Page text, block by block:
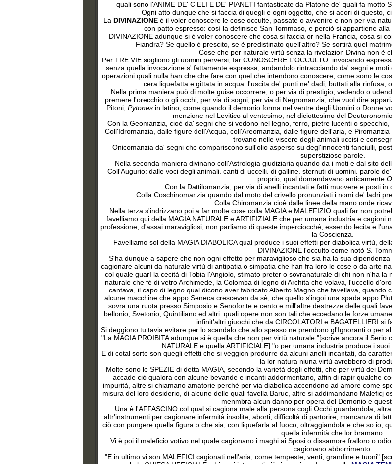
quali sono l'ANIME DE' CIELI E DE' PIANETI fantasticate da Platone de' quali fa motto
Ogni atto dunque che si faccia di quegli e ogni oggetto, che si adori di questo,
La DIVINAZIONEè il voler conoscere le cose occulte, passate o avvenire e non per via
con patto espresso: così la definisce San Tommaso, e perciò si appartiene alla
DIVINAZIONE adunque si è voler conoscere che cosa si faccia or nella Francia, cosa si
Fiandra? Se quello è prescito, se è predistinato quell'altro? Se sortirà quel
Cose che per naturale virtù senza la rivelazion Divina non è
PerTRE VIE sogliono gli uomini perversi, far CONOSCERE L'OCCULTO: invocando
senza quella invocazione s' fattamente espressa, andandolo rintracciando da' segni e
operazioni quali nulla han che che fare con quel che intendono conoscere, come sono le
cera liquefatta e gittata in acqua, l'uscita de' punti ne' dadi, buttati alla rinfusa,
Nella prima maniera può di molte guise occorrere, o per via di prestigio, vedendo o
premere l'orecchio o gli occhi, per via di sogni, per via di Negromanzia, che vuol dire
Pitoni, Pytonesin latino, come quando il demonio forma nel ventre degli Uomini o Donne
menzione nel Levitico al ventesimo, nel diciottesimo del
Con la Geomanzia, cioè da' segni che si vedono nel legno, ferro, pietre lucenti o
Coll'Idromanzia, dalle figure dell'Acqua, coll'Areomanzia, dalle figure dell'aria, e
trovano nelle viscere degli animali uccisi e
Onicomanzia da' segni che compariscono sull'olio asperso su degl'innocenti fanciulli,
superstiziose parole.
Nella seconda maniera divinano coll'Astrologia giudiziaria quando da i moti e dal sito
Coll'Augurio: dalle voci degli animali, canti di uccelli, di galline, sternuti di uomini, parole
proprio, qual domandavano anticamente
Con la Dattilomanzia, per via di anelli incantati e fatti muovere e posti in
Colla Coschinomanzia quando dal moto del crivello pronunziati i nomi de' ladri
Colla Chiromanzia cioè dalle linee della mano onde
Nella terza s'indrizzano poi a far molte cose colla MAGIA e MALEFIZIO quali far non
favelliamo qui della MAGIA NATURALE e ARTIFIZIALE che per umana industria e
professione, d'assai maravigliosi; non parliamo di queste imperciocché, essendo lecita e
la Coscienza.
Favelliamo sol della MAGIA DIABOLICA qual produce i suoi effetti per diabolica virtù,
DIVINAZIONE l'occulto come notò S.
S'ha dunque a sapere che non ogni effetto per maraviglioso che sia ha la sua
cagionare alcuni da naturale virtù di antipatia o simpatia che han fra loro le cose o da arte
col quale guarì la cecità di Tobia l'Angiolo, stimato preter o sovranaturale di chi non n'ha
naturale che fè di vetro Archimede, la Colomba di legno di Archita che volava, l'uccello
cantava, il capo di legno qual dicono aver fabricato Alberto Magno che favellava, quando
alcune macchine che appo Seneca crescevan da sè, che quello s'ingoi una spada appo
sovra una ruota presso Simposio e Senofonte e cento e mill'altre destrezze delle quali
bellonio, Svetonio, Quintiliano ed altri: quali opere non son tali che eccedano le forze
infinit'altri giuochi che da CIRCOLATORI e BAGATELLIERI si
Si deggiono tuttavia evitare per lo scandalo che allo spesso ne prendono gl'Ignoranti o per
"La MAGIA PROIBITA adunque si è quella che non per virtù naturale "[scrive ancora il
NATURALE e quella ARTIFICIALE] "o per umana industria produce i
E di cotal sorte son quegli effetti che si veggion produrre da alcuni anelli incantati, da
la lor natura niuna virtù avrebbero di
Molte sono le SPEZIE di detta MAGIA, secondo la varietà degli effetti, che per virtù dei
accade ciò qualora con alcune bevande e incanti addormentano, affin di rapir qualche
impurità, altre si chiamano amatorie perché per via diabolica accendono ad amore come
misura del loro desiderio, di alcune delle quali favella Baruc, altre si addimandano Maleficj
menmbra alcun danno per opera del Demonio e
Una è l'AFFASCINO col qual si cagiona male alla persona cogli Occhi guardandola,
altr'instrumenti per cagionare infermità insolite, aborti, difficoltà di partorire, mancanza di
ciò con pungere quella figura o che sia, con liquefarla al fuoco, oltraggiandola e che so io,
quella infermità che lor bramano.
Vi è poi il maleficio votivo nel quale cagionano i maghi ai Sposi o dissamore fralloro o
cagionano abborrimento.
"E in ultimo vi son MALEFICI cagionati nell'aria, come tempeste, venti, grandine e tuoni"